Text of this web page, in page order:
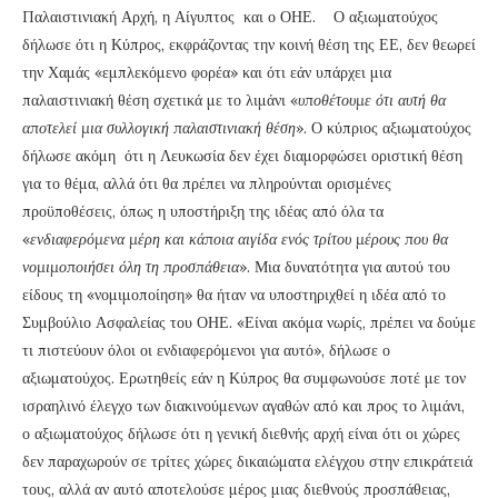
Παλαιστινιακή Αρχή, η Αίγυπτος και ο ΟΗΕ. Ο αξιωματούχος
δήλωσε ότι η Κύπρος, εκφράζοντας την κοινή θέση της ΕΕ, δεν θεωρεί
την Χαμάς «εμπλεκόμενο φορέα» και ότι εάν υπάρχει μια
παλαιστινιακή θέση σχετικά με το λιμάνι «υποθέτουμε ότι αυτή θα
αποτελεί μια συλλογική παλαιστινιακή θέση». Ο κύπριος αξιωματούχος
δήλωσε ακόμη ότι η Λευκωσία δεν έχει διαμορφώσει οριστική θέση
για το θέμα, αλλά ότι θα πρέπει να πληρούνται ορισμένες
προϋποθέσεις, όπως η υποστήριξη της ιδέας από όλα τα
«ενδιαφερόμενα μέρη και κάποια αιγίδα ενός τρίτου μέρους που θα
νομιμοποιήσει όλη τη προσπάθεια». Μια δυνατότητα για αυτού του
είδους τη «νομιμοποίηση» θα ήταν να υποστηριχθεί η ιδέα από το
Συμβούλιο Ασφαλείας του ΟΗΕ. «Είναι ακόμα νωρίς, πρέπει να δούμε
τι πιστεύουν όλοι οι ενδιαφερόμενοι για αυτό», δήλωσε ο
αξιωματούχος. Ερωτηθείς εάν η Κύπρος θα συμφωνούσε ποτέ με τον
ισραηλινό έλεγχο των διακινούμενων αγαθών από και προς το λιμάνι,
ο αξιωματούχος δήλωσε ότι η γενική διεθνής αρχή είναι ότι οι χώρες
δεν παραχωρούν σε τρίτες χώρες δικαιώματα ελέγχου στην επικράτειά
τους, αλλά αν αυτό αποτελούσε μέρος μιας διεθνούς προσπάθειας,